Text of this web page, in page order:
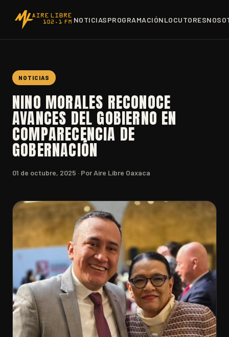
NOTICIASPROGRAMACIÓNLOCUTORES
NOTICIAS
NINO MORALES RECONOCE
AVANCES DEL GOBIERNO EN
COMPARECENCIA DE
GOBERNACIÓN
01 de octubre, 2025 · Por Aire Libre Oaxaca